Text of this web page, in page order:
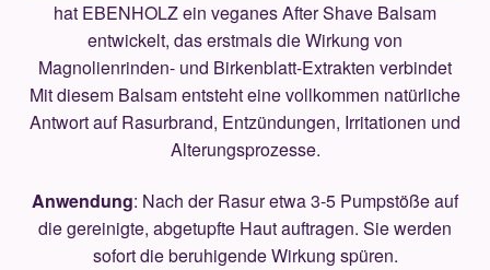
hat EBENHOLZ ein veganes After Shave Balsam
entwickelt, das erstmals die Wirkung von
Magnolienrinden- und Birkenblatt-Extrakten verbindet
Mit diesem Balsam entsteht eine vollkommen natürliche
Antwort auf Rasurbrand, Entzündungen, Irritationen und
Alterungsprozesse.
Anwendung: Nach der Rasur etwa 3-5 Pumpstöße auf
die gereinigte, abgetupfte Haut auftragen. Sie werden
sofort die beruhigende Wirkung spüren.